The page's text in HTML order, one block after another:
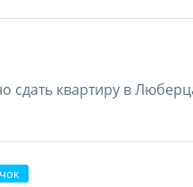
сдать квартиру в